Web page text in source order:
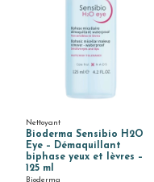
Nettoyant
Bioderma Sensibio H2O
Eye – Démaquillant
biphase yeux et lèvres –
125 ml
Bioderma